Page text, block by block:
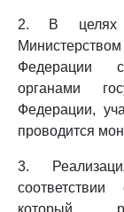
2. В целях
Федерации
органами
Федерации,
проводится
3.
который